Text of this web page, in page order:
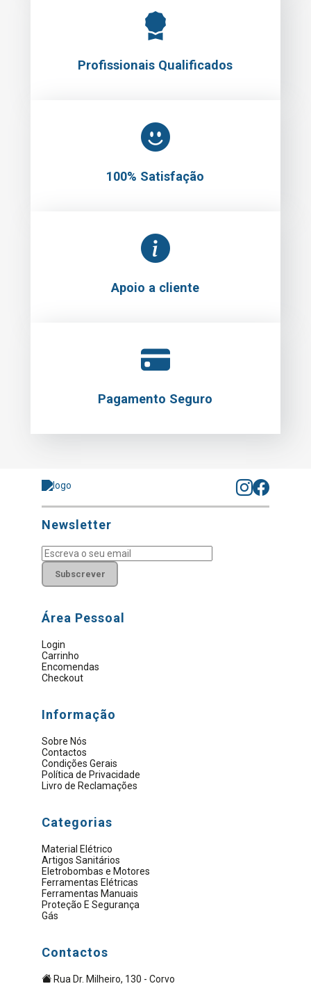
Profissionais Qualificados
100% Satisfação
Apoio a cliente
Pagamento Seguro
Newsletter
Subscrever
Área Pessoal
Login
Carrinho
Encomendas
Checkout
Informação
Sobre Nós
Contactos
Condições Gerais
Política de Privacidade
Livro de Reclamações
Categorias
Material Elétrico
Artigos Sanitários
Eletrobombas e Motores
Ferramentas Elétricas
Ferramentas Manuais
Proteção E Segurança
Gás
Contactos
Rua Dr. Milheiro, 130 - Corvo